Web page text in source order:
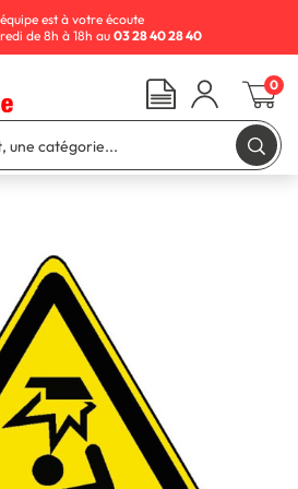
est à votre écoute
de 8h à 18h au03 28 40 28 40
0